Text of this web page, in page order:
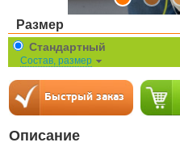
Размер
Стандартный
Состав, размер
Описание